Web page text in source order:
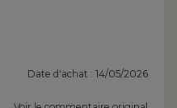
Date d'achat : 14/05/2026